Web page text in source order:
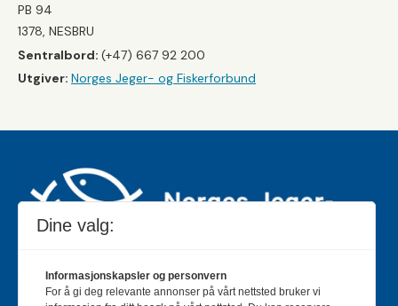
PB 94
1378, NESBRU
Sentralbord: (+47) 667 92 200
Utgiver: Norges Jeger- og Fiskerforbund
Jakt & Fiske er landets største og eldste magasin for
Dine valg:
Informasjonskapsler og personvern
For å gi deg relevante annonser på vårt nettsted bruker vi